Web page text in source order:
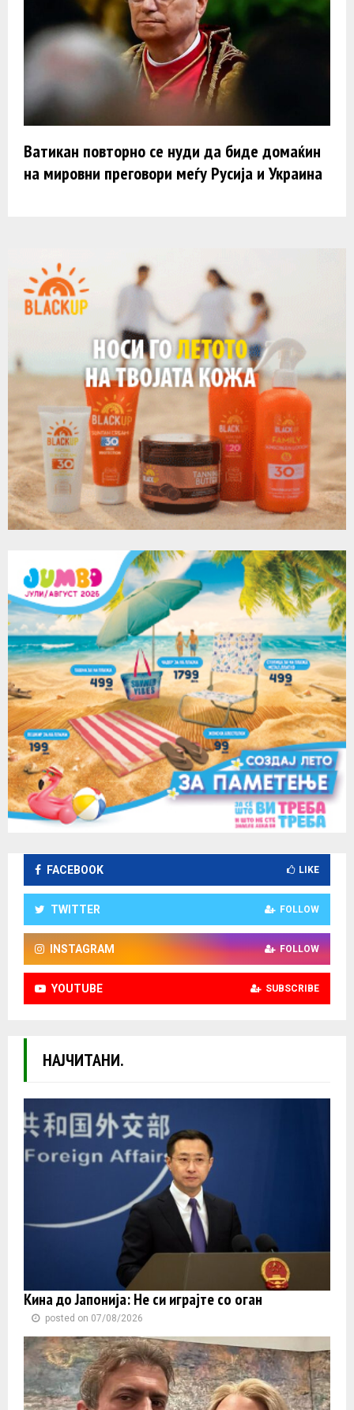
Ватикан повторно се нуди да биде домаќин
на мировни преговори меѓу Русија и Украина
FACEBOOK LIKE
TWITTER FOLLOW
INSTAGRAM FOLLOW
YOUTUBE SUBSCRIBE
НАЈЧИТАНИ.
Кина до Јапонија: Не си играјте со оган
posted on 07/08/2026